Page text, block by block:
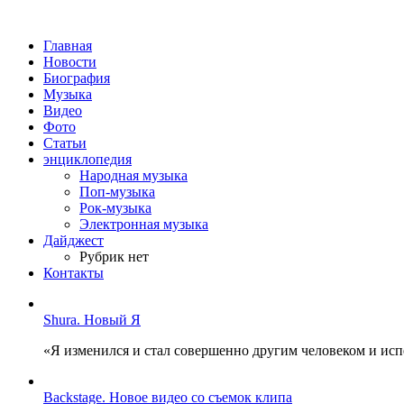
Главная
Новости
Биография
Музыка
Видео
Фото
Статьи
энциклопедия
Народная музыка
Поп-музыка
Рок-музыка
Электронная музыка
Дайджест
Рубрик нет
Контакты
Shura. Новый Я
«Я изменился и стал совершенно другим человеком и
Backstage. Новое видео со съемок клипа